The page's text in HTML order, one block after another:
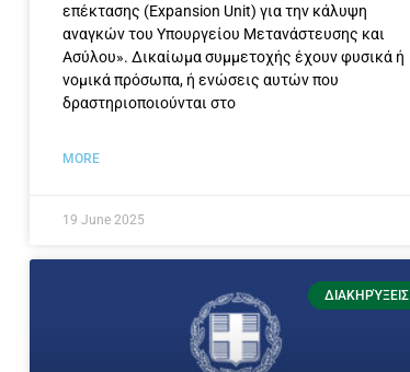
επέκτασης (Expansion Unit) για την κάλυψη
αναγκών του Υπουργείου Μετανάστευσης και
Ασύλου». Δικαίωμα συμμετοχής έχουν φυσικά ή
νομικά πρόσωπα, ή ενώσεις αυτών που
δραστηριοποιούνται στο
MORE
19 June 2025
ΔΙΑΚΗΡΎΞΕΙΣ